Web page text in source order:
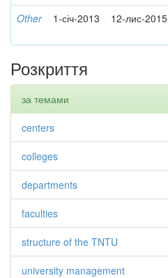
Other 1-січ-2013 12-лис-2015
Розкриття
за темами
centers
colleges
departments
faculties
structure of the TNTU
university management